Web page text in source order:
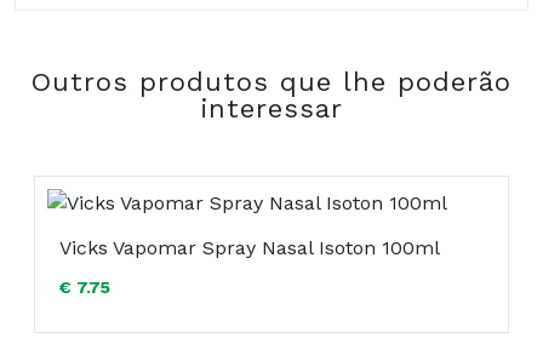
COMPRAR
Outros produtos que lhe poderão
interessar
Vicks Vapomar Spray Nasal Isoton 100ml
€ 7.75